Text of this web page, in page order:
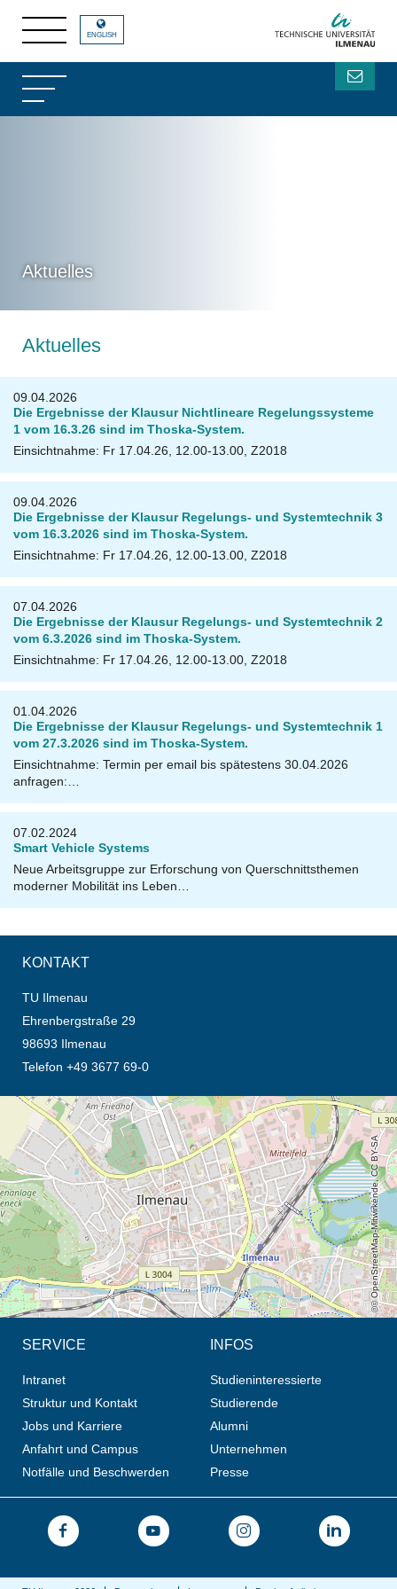
Aktuelles
ENGLISH
Aktuelles
09.04.2026
Die Ergebnisse der Klausur Nichtlineare Regelungssysteme
1 vom 16.3.26 sind im Thoska-System.
Einsichtnahme: Fr 17.04.26, 12.00-13.00, Z2018
09.04.2026
Die Ergebnisse der Klausur Regelungs- und Systemtechnik 3
vom 16.3.2026 sind im Thoska-System.
Einsichtnahme: Fr 17.04.26, 12.00-13.00, Z2018
07.04.2026
Die Ergebnisse der Klausur Regelungs- und Systemtechnik 2
vom 6.3.2026 sind im Thoska-System.
Einsichtnahme: Fr 17.04.26, 12.00-13.00, Z2018
01.04.2026
Die Ergebnisse der Klausur Regelungs- und Systemtechnik 1
vom 27.3.2026 sind im Thoska-System.
Einsichtnahme: Termin per email bis spätestens 30.04.2026
anfragen:…
07.02.2024
Smart Vehicle Systems
Neue Arbeitsgruppe zur Erforschung von Querschnittsthemen
moderner Mobilität ins Leben…
KONTAKT
TU Ilmenau
Ehrenbergstraße 29
98693 Ilmenau
Telefon +49 3677 69-0
Öffnet die Anfahrtsbeschreibung in neuem Tab (Karte)
© OpenStreetMap-Mitwirkende, CC BY-SA
SERVICE
Intranet
Struktur und Kontakt
Jobs und Karriere
Anfahrt und Campus
Notfälle und Beschwerden
INFOS
Studieninteressierte
Studierende
Alumni
Unternehmen
Presse